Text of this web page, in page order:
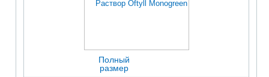
Полный
размер